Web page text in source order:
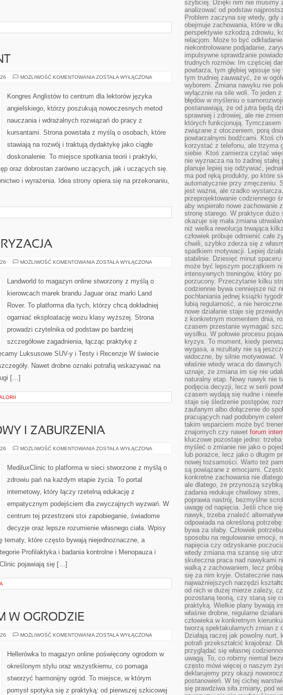
MOŻLIWOŚĆ KOMENTOWANIA WYMOWA
ZOSTAŁA WYŁĄCZONA
Kongres Anglistów to centrum dla lektorów języka
angielskiego, którzy poszukują nowoczesnych metod
nauczania i wdrażalnych rozwiązań do pracy z
kursantami. Strona powstała z myślą o osobach, które
stawiają na rozwój i traktują dydaktykę jako ciągłe
doskonalenie. To miejsce spotkania teorii i praktyki,
oraz dobrostan zarówno uczących, jak i uczących się.
i wyrażenia. Idea strony opiera się na przekonaniu,
MOŻLIWOŚĆ KOMENTOWANIA LIFESTYLE
ZOSTAŁA WYŁĄCZONA
Landworld to magazyn online stworzony z myślą o
kierowcach marek brandu Jaguar oraz marki Land
Rover. To platforma dla tych, którzy chcą dokładniej
ogarniać eksploatację wozu klasy wyższej. Strona
prowadzi czytelnika od podstaw po bardziej
szczegółowe zagadnienia, łącząc praktykę z
Luksusowe SUV-y i Testy i Recenzje W świecie
Nawet drobne oznaki potrafią wskazywać na
[…]
I ZABURZENIA
MOŻLIWOŚĆ KOMENTOWANIA CYKL
ZABURZENIA
ZOSTAŁA WYŁĄCZONA
MediluxClinic to platforma w sieci stworzone z myślą o
zdrowiu pań na każdym etapie życia. To portal
internetowy, który łączy rzetelną edukację z
empatycznym podejściem dla zwyczajnych wyzwań. W
centrum tej przestrzeni stoi zapobieganie, świadome
decyzje oraz lepsze rozumienie własnego ciała. Wpisy
tematy, które często bywają niejednoznaczne, a
Profilaktyka i badania kontrolne i Menopauza i
pojawiają się […]
W OGRODZIE
MOŻLIWOŚĆ KOMENTOWANIA DIY
SAM
OGRODZIE
ZOSTAŁA WYŁĄCZONA
Hellerówka to magazyn online poświęcony ogrodom w
określonym stylu oraz wszystkiemu, co pomaga
stworzyć harmonijny ogród. To miejsce, w którym
pomysł spotyka się z praktyką: od pierwszej szkicowej
szybciej. Dzięki nim nie musimy
analizować od podstaw
Problem zaczyna się wtedy, gdy
obejmuje zachowania, które w
perspektywie szkodzą zdrowiu,
relacjom. Może to być
niekontrolowane podjadanie,
impulsywne sprawdzanie
trudnych rozmów. Im częściej
powtarza, tym głębiej wpisuje
tym trudniej zauważyć, że w
wyborem. Zmiana nawyku nie
wyłącznie na sile woli. To jeden
błędów w myśleniu o
postanawiają, że od jutra będą
sprawniej i zdrowiej, ale nie
których funkcjonują.
związane z otoczeniem, porą
powtarzalnymi bodźcami. Ktoś
korzystać z telefonu, ale trzyma
siebie. Ktoś zamierza czytać
nie wyznacza na to żadnej stałej
planuje lepiej się odżywiać,
ma pod ręką produkty, po które
automatycznie przy zmęczeniu.
jest ważna, ale rzadko
przeprojektowanie codziennego
aby wspierało nowe zachowanie
stronę starego. W praktyce dużo
okazuje się mała zmiana
niż wielka rewolucja trwająca
człowiek próbuje odmienić całe
chwili, szybko zderza się z
spadkiem motywacji. Lepiej
stabilnie. Dziesięć minut spaceru
może być lepszym początkiem
intensywnych treningów, który
porzucony. Przeczytanie kilku
codziennie bywa cenniejsze niż
pochłaniania jednej książki
lubią regularność, a nie
nowe działanie staje się
z konkretnym momentem dnia,
czasem przestanie wymagać
wysiłku. W połowie procesu
kryzys. To moment, kiedy
wygasa, a rezultaty nie są
widoczne, by silnie motywować.
właśnie wtedy wraca do
uznaje, że zmiana im się nie
naturalny etap. Nowy nawyk nie
podjęcia decyzji, lecz w serii
czasem wydają się nudne i
staje się śledzenie postępów,
zaufanym albo dołączenie do
pracujących nad podobnym
takim wsparciem może być
znajomych czy nawet forum
kluczowe pozostaje jedno:
myśleć o zmianie nie jako o
lub porażce, lecz jako o długim
nowej tożsamości. Warto też
są powiązane z emocjami.
konkretne zachowania nie
ale dlatego, że przynoszą szybką
zadania redukuje chwilowy stres,
poprawia nastrój, bezmyślne
uwagę od napięcia. Jeśli chce
nawyk, trzeba znaleźć
odpowiada na określoną
bywa za słaby. Człowiek
sposobu na regulowanie emocji,
napięcia czy odzyskanie
wtedy zmiana ma szansę się
skuteczna praca nad nawykami
walką z zachowaniem, lecz
się za nim kryje. Ostatecznie
najważniejszych narzędzi
od nich w dużej mierze zależy,
pozostaną teorią, czy staną się
praktyką. Wielkie plany bywają
właśnie drobne, regularne
człowieka w konkretnym
tworzą spektakularnych zmian z
Działają raczej jak powolny nurt,
potrafi przekształcić krajobraz.
przyglądać się własnej
uwagą. To, co robimy niemal
często mówi więcej o naszym
deklarujemy przy okazji
postanowień. W tej cichej
się prawdziwa siła zmiany, pod